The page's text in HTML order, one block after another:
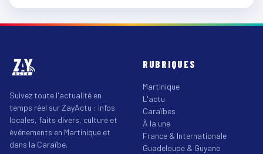
Suivez toute l'actualité en
temps réel sur ZayActu : infos
locales, faits divers, culture et
événements en Martinique et
dans la Caraïbe.
RUBRIQUES
Martinique
L'actu
Caraïbes
À la une
France & Internationale
Guadeloupe & Guyane